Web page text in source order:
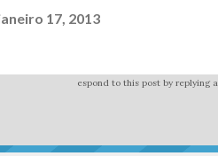
17, 2013
espond to this post by replying